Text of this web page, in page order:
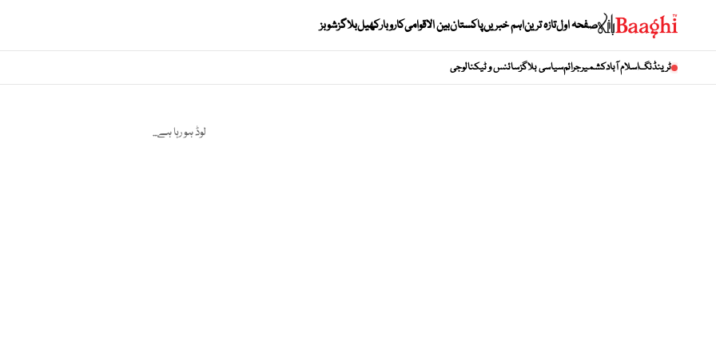
صفحہ اولتازہ تریناہم خبریںپاکستانبین الاقوامیکاروبارکھیلبلاگزشوبز
ٹرینڈنگاسلام آبادکشمیرجرائمسیاسی بلاگزسائنس و ٹیکنالوجی
لوڈ ہو رہا ہے...